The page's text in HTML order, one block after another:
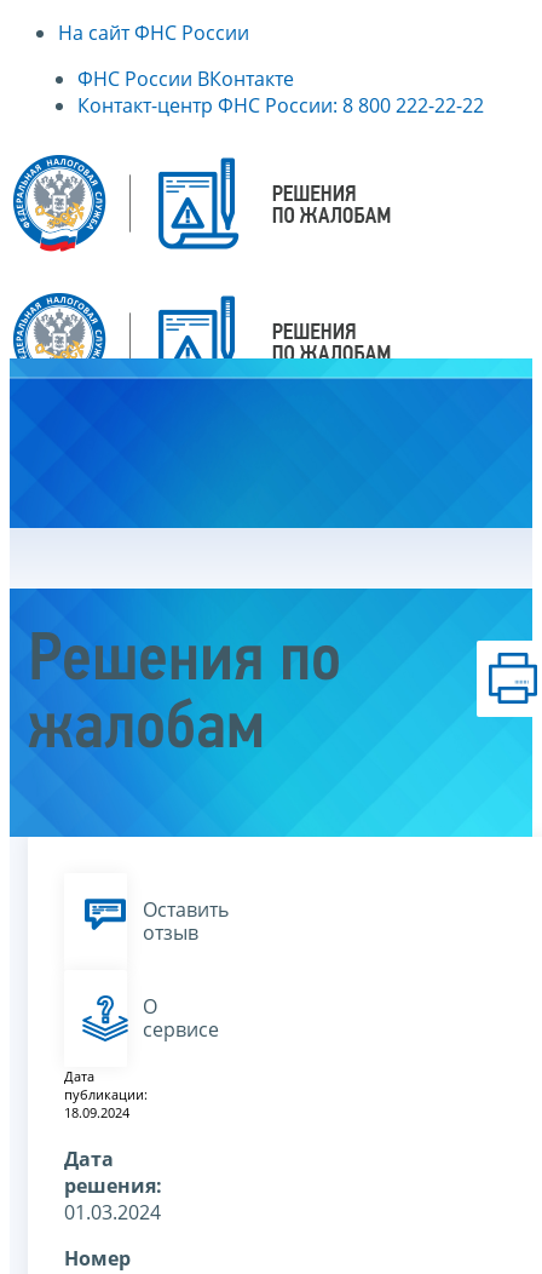
На сайт ФНС России
ФНС России ВКонтакте
Контакт-центр ФНС России: 8 800 222-22-22
Решения по
жалобам
Оставить
отзыв
О
сервисе
Дата
публикации:
18.09.2024
Дата
решения:
01.03.2024
Номер